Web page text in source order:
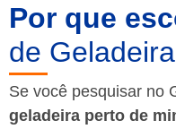
Por que
de
Se você pesquisar no
geladeira perto de